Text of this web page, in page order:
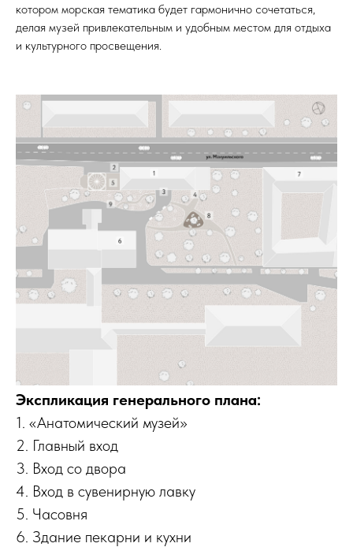
котором морская тематика будет гармонично сочетаться,
делая музей привлекательным и удобным местом для отдыха
и культурного просвещения.
Экспликация генерального плана:
1. «Анатомический музей»
2. Главный вход
3. Вход со двора
4. Вход в сувенирную лавку
5. Часовня
6. Здание пекарни и кухни